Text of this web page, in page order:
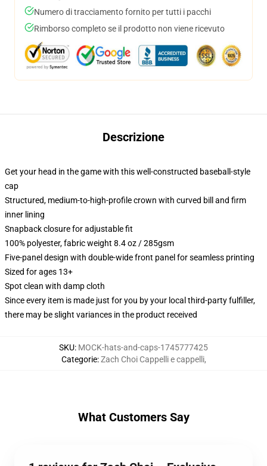
Numero di tracciamento fornito per tutti i pacchi
Rimborso completo se il prodotto non viene ricevuto
Descrizione
Get your head in the game with this well-constructed baseball-style
cap
Structured, medium-to-high-profile crown with curved bill and firm
inner lining
Snapback closure for adjustable fit
100% polyester, fabric weight 8.4 oz / 285gsm
Five-panel design with double-wide front panel for seamless printing
Sized for ages 13+
Spot clean with damp cloth
Since every item is made just for you by your local third-party fulfiller,
there may be slight variances in the product received
SKU: MOCK-hats-and-caps-1745777425
Categorie:Zach Choi Cappelli e cappelli,
What Customers Say